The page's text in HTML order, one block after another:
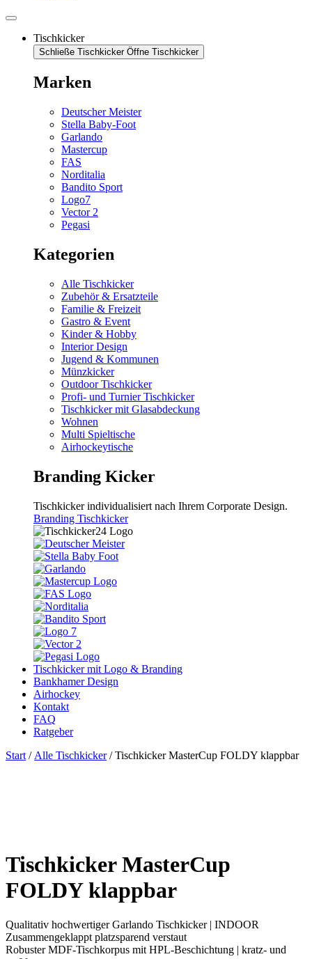
Tischkicker
Schließe Tischkicker Öffne Tischkicker
Marken
Deutscher Meister
Stella Baby-Foot
Garlando
Mastercup
FAS
Norditalia
Bandito Sport
Logo7
Vector 2
Pegasi
Kategorien
Alle Tischkicker
Zubehör & Ersatzteile
Familie & Freizeit
Gastro & Event
Kinder & Hobby
Interior Design
Jugend & Kommunen
Münzkicker
Outdoor Tischkicker
Profi- und Turnier Tischkicker
Tischkicker mit Glasabdeckung
Wohnen
Multi Spieltische
Airhockeytische
Branding Kicker
Tischkicker individualisiert nach Ihrem Corporate Design.
Branding Tischkicker
Tischkicker mit Logo & Branding
Bankhamer Design
Airhockey
Kontakt
FAQ
Ratgeber
Start / Alle Tischkicker/ Tischkicker MasterCup FOLDY klappbar
Tischkicker MasterCup
FOLDY klappbar
Qualitativ hochwertiger Garlando Tischkicker | INDOOR
Zusammengeklappt platzsparend verstaut
Robuster MDF-Tischkorpus mit HPL-Beschichtung | kratz- und